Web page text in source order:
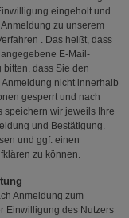
eingeholt und
zu unserem
. Das heißt, dass
E-Mail-
dass Sie den
nicht innerhalb
gesperrt und nach
speichern wir jeweils Ihre
und Bestätigung.
und ggf. einen
zu können.
Anmeldung zum
Einwilligung des Nutzers